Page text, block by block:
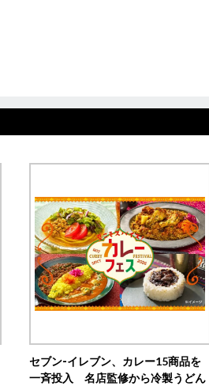
セブン‐イレブン、カレー15商品を
一斉投入 名店監修から冷製うどん